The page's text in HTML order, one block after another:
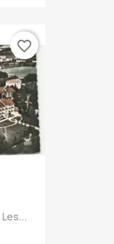
Les...
favorite_border